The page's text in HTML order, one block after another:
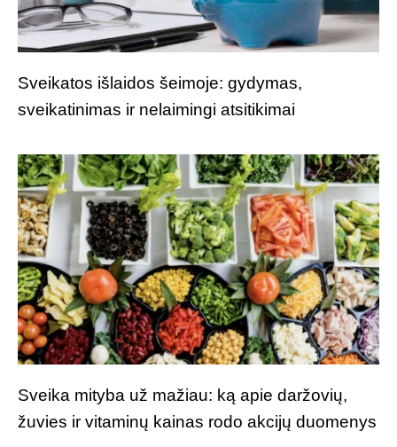
Sveikatos išlaidos šeimoje: gydymas,
sveikatinimas ir nelaimingi atsitikimai
Sveika mityba už mažiau: ką apie daržovių,
žuvies ir vitaminų kainas rodo akcijų duomenys